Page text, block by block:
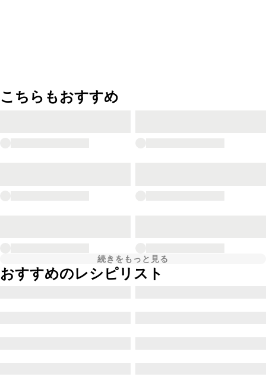
こちらもおすすめ
続きをもっと見る
おすすめのレシピリスト